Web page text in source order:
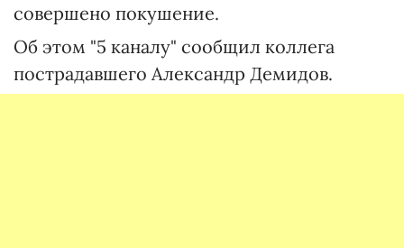
совершено покушение.
Об этом "5 каналу" сообщил коллега
пострадавшего Александр Демидов.